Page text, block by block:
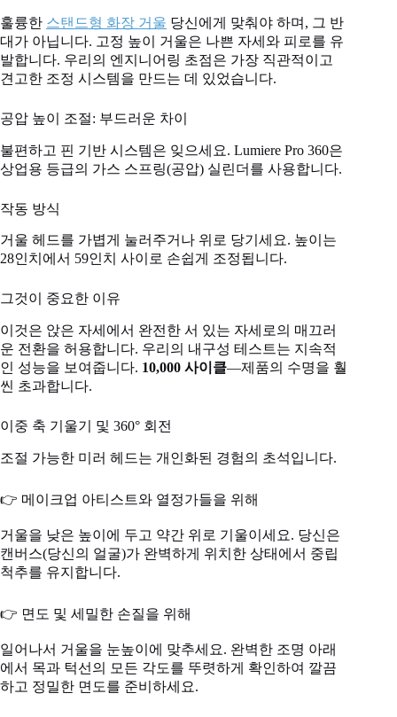
훌륭한 스탠드형 화장 거울 당신에게 맞춰야 하며, 그 반
대가 아닙니다. 고정 높이 거울은 나쁜 자세와 피로를 유
발합니다. 우리의 엔지니어링 초점은 가장 직관적이고
견고한 조정 시스템을 만드는 데 있었습니다.
공압 높이 조절: 부드러운 차이
불편하고 핀 기반 시스템은 잊으세요. Lumiere Pro 360은
상업용 등급의 가스 스프링(공압) 실린더를 사용합니다.
작동 방식
거울 헤드를 가볍게 눌러주거나 위로 당기세요. 높이는
28인치에서 59인치 사이로 손쉽게 조정됩니다.
그것이 중요한 이유
이것은 앉은 자세에서 완전한 서 있는 자세로의 매끄러
운 전환을 허용합니다. 우리의 내구성 테스트는 지속적
인 성능을 보여줍니다. 10,000 사이클—제품의 수명을 훨
씬 초과합니다.
이중 축 기울기 및 360° 회전
조절 가능한 미러 헤드는 개인화된 경험의 초석입니다.
👉 메이크업 아티스트와 열정가들을 위해
거울을 낮은 높이에 두고 약간 위로 기울이세요. 당신은
캔버스(당신의 얼굴)가 완벽하게 위치한 상태에서 중립
척추를 유지합니다.
👉 면도 및 세밀한 손질을 위해
일어나서 거울을 눈높이에 맞추세요. 완벽한 조명 아래
에서 목과 턱선의 모든 각도를 뚜렷하게 확인하여 깔끔
하고 정밀한 면도를 준비하세요.